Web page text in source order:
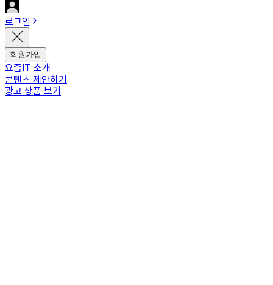
로그인
회원가입
요즘IT 소개
콘텐츠 제안하기
광고 상품 보기